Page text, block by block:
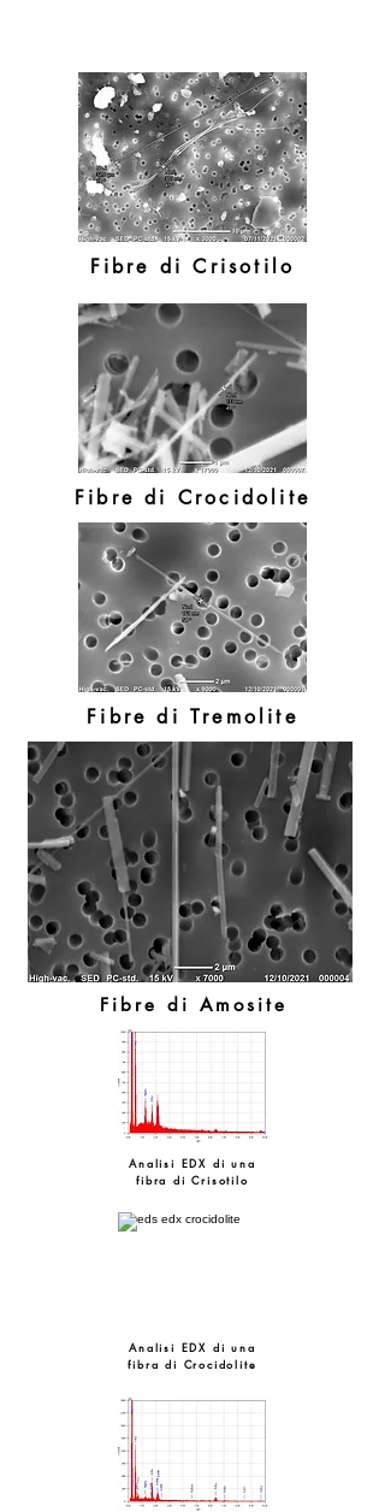
Fibre di Crisotilo
Fibre di Crocidolite
Fibre di Tremolite
Fibre di Amosite
Analisi EDX di una
fibra di Crisotilo
Analisi EDX di una
fibra di Crocidolite